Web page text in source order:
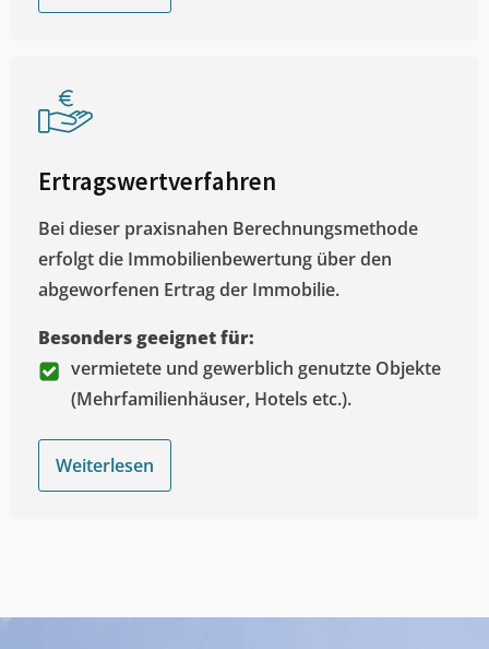
Ertragswertverfahren
Bei dieser praxisnahen Berechnungsmethode
erfolgt die Immobilienbewertung über den
abgeworfenen Ertrag der Immobilie.
Besonders geeignet für:
vermietete und gewerblich genutzte Objekte
(Mehrfamilienhäuser, Hotels etc.).
Weiterlesen